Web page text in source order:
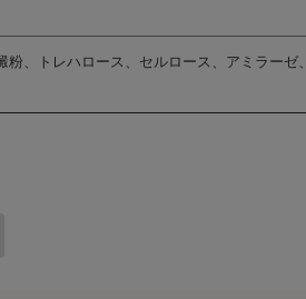
、トレハロース、セルロース、アミラーゼ、